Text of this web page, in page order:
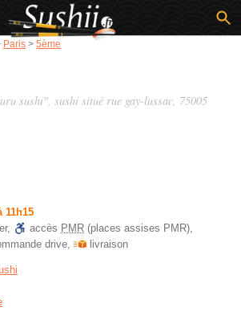
Paris > 5ème
sushi", sushi situé rue gay-lussac, 75005
11h15
, accès PMR (places assises PMR),
drive, livraison